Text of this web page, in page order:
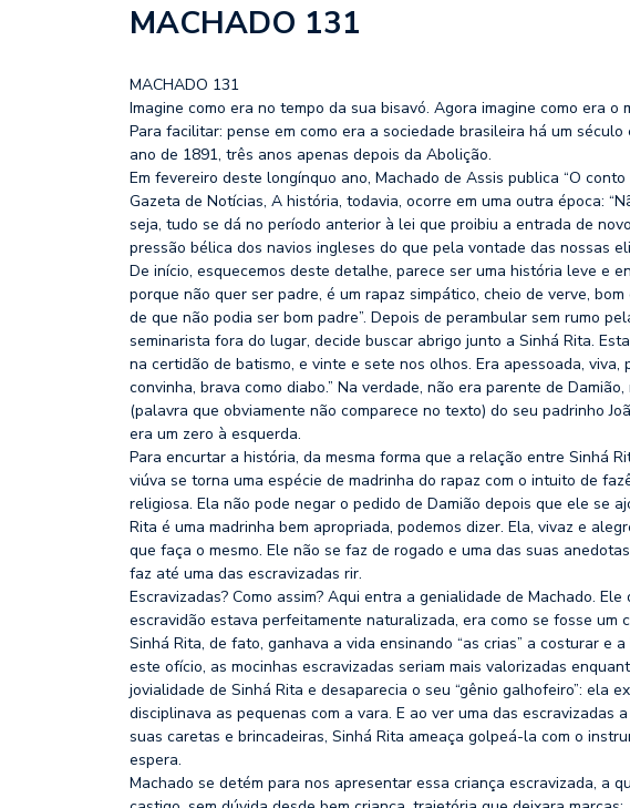
MACHADO 131
MACHADO 131
Imagine como era no tempo da sua bisavó. Agora imagine como era o
Para facilitar: pense em como era a sociedade brasileira há um
ano de 1891, três anos apenas depois da Abolição.
Em fevereiro deste longínquo ano, Machado de Assis publica “O
Gazeta de Notícias, A história, todavia, ocorre em uma outra época:
seja, tudo se dá no período anterior à lei que proibiu a entrada de
pressão bélica dos navios ingleses do que pela vontade das nossas
De início, esquecemos deste detalhe, parece ser uma história leve e
porque não quer ser padre, é um rapaz simpático, cheio de verve,
de que não podia ser bom padre”. Depois de perambular sem rumo
seminarista fora do lugar, decide buscar abrigo junto a Sinhá Rita.
na certidão de batismo, e vinte e sete nos olhos. Era apessoada, viva,
convinha, brava como diabo.” Na verdade, não era parente de
(palavra que obviamente não comparece no texto) do seu padrinho
era um zero à esquerda.
Para encurtar a história, da mesma forma que a relação entre Sinhá
viúva se torna uma espécie de madrinha do rapaz com o intuito de
religiosa. Ela não pode negar o pedido de Damião depois que ele se
Rita é uma madrinha bem apropriada, podemos dizer. Ela, vivaz e
que faça o mesmo. Ele não se faz de rogado e uma das suas
faz até uma das escravizadas rir.
Escravizadas? Como assim? Aqui entra a genialidade de Machado.
escravidão estava perfeitamente naturalizada, era como se fosse um
Sinhá Rita, de fato, ganhava a vida ensinando “as crias” a costurar e
este ofício, as mocinhas escravizadas seriam mais valorizadas
jovialidade de Sinhá Rita e desaparecia o seu “gênio galhofeiro”: ela
disciplinava as pequenas com a vara. E ao ver uma das escravizadas
suas caretas e brincadeiras, Sinhá Rita ameaça golpeá-la com o
espera.
Machado se detém para nos apresentar essa criança escravizada, a